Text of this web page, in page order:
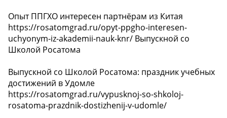
Опыт ППГХО интересен партнёрам из Китая
https://rosatomgrad.ru/opyt-ppgho-interesen-
uchyonym-iz-akademii-nauk-knr/ Выпускной со
Школой Росатома
Выпускной со Школой Росатома: праздник учебных
достижений в Удомле
https://rosatomgrad.ru/vypusknoj-so-shkoloj-
rosatoma-prazdnik-dostizhenij-v-udomle/